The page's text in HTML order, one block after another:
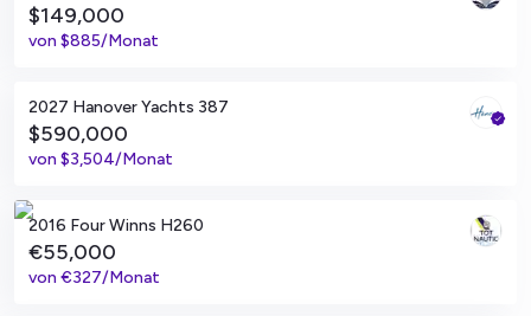
$149,000
von $885/Monat
2027 Hanover Yachts 387
$590,000
von $3,504/Monat
Fort Lauderdale, Florida
2016 Four Winns H260
€55,000
von €327/Monat
Andratx, ES
Cala d'Or, ES